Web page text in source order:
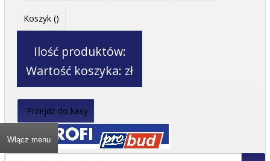
Koszyk ()
Ilość produktów:
Wartość koszyka: zł
Przejdź do kasy
Włącz menu